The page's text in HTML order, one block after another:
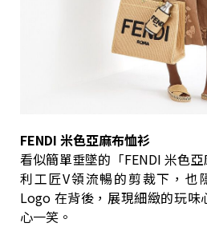
FENDI 米色亞麻布恤衫
看似簡單垂墜的「FENDI 米色
利工匠V領流暢的剪裁下，也
Logo 在背後，展現細緻的玩
心一笑。